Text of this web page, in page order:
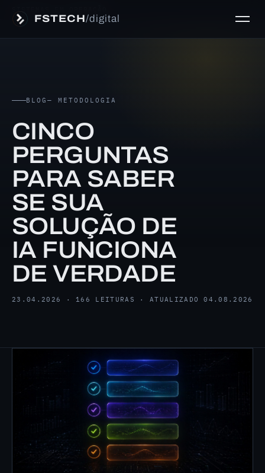
FSTECH/digital
BLOG — METODOLOGIA
CINCO
PERGUNTAS
PARA SABER
SE SUA
SOLUÇÃO DE
IA FUNCIONA
DE VERDADE
23.04.2026 · 166 LEITURAS · ATUALIZADO 04.08.2026